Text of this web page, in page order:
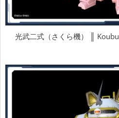
光武二式（さくら機） ║